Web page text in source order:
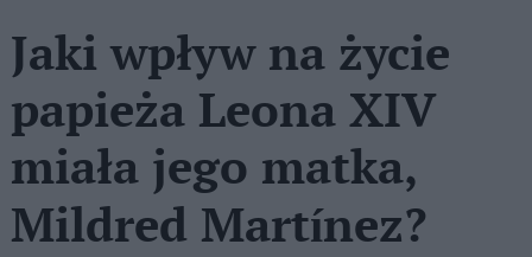
Jaki wpływ na życie
papieża Leona XIV
miała jego matka,
Mildred Martínez?